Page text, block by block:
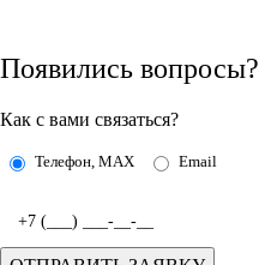
Появились вопросы?
Как с вами связаться?
Телефон, MAX Email